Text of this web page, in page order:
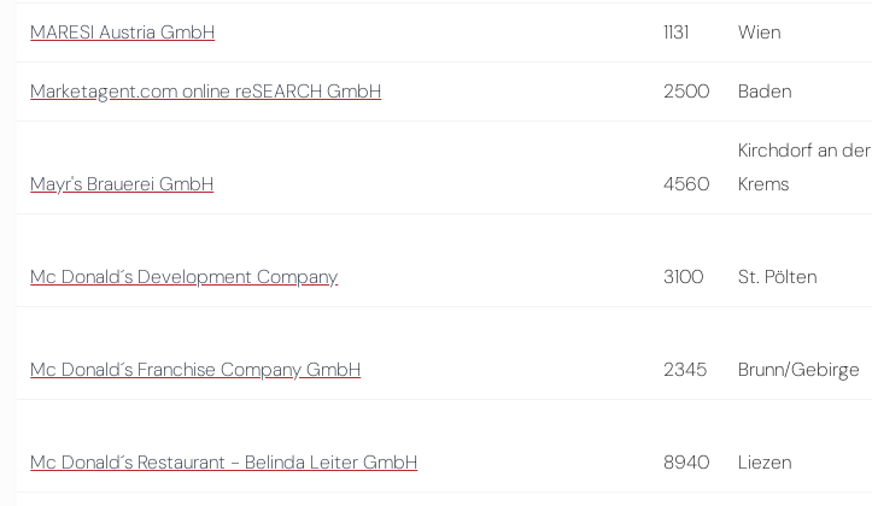
MARESI Austria GmbH 1131 Wien
Marketagent.com online reSEARCH GmbH 2500 Baden
Mayr's Brauerei GmbH 4560
Kirchdorf an der
Krems
Mc Donald´s Development Company 3100 St. Pölten
Mc Donald´s Franchise Company GmbH 2345 Brunn/Gebirge
Mc Donald´s Restaurant - Belinda Leiter GmbH 8940 Liezen